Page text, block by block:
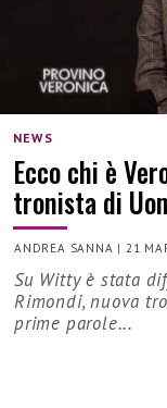
NEWS
Ecco chi è
tronista di
ANDREA SANNA | 21
Su Witty è stata
Rimondi, nuova
prime parole...